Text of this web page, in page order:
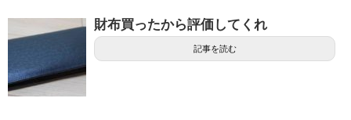
財布買ったから評価してくれ
記事を読む